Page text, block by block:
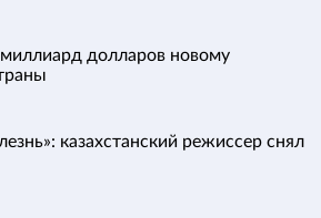
долларов новому
казахстанский режиссер снял